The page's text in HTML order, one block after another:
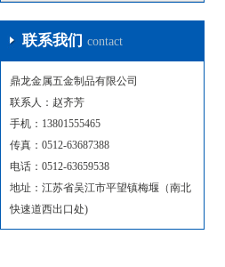
联系我们 contact
鼎龙金属五金制品有限公司
联系人：赵齐芳
手机：13801555465
传真：0512-63687388
电话：0512-63659538
地址：江苏省吴江市平望镇梅堰（南北
快速道西出口处)